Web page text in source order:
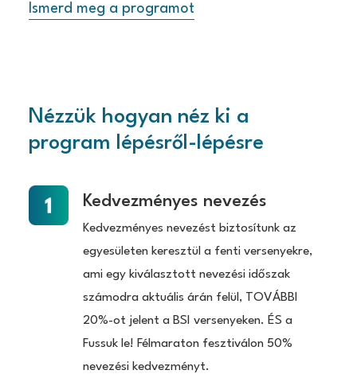
Ismerd meg a programot
Nézzük hogyan néz ki a
program lépésről-lépésre
Kedvezményes nevezés
Kedvezményes nevezést biztosítunk az
egyesületen keresztül a fenti versenyekre,
ami egy kiválasztott nevezési időszak
számodra aktuális árán felül, TOVÁBBI
20%-ot jelent a BSI versenyeken. ÉS a
Fussuk le! Félmaraton fesztiválon 50%
nevezési kedvezményt.